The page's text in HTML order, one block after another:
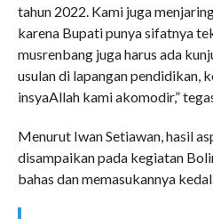
tahun 2022. Kami juga
karena Bupati punya sifatnya
musrenbang juga harus ada
usulan di lapangan pendidikan,
insyaAllah kami akomodir,”
Menurut Iwan Setiawan, hasil
disampaikan pada kegiatan
bahas dan memasukannya